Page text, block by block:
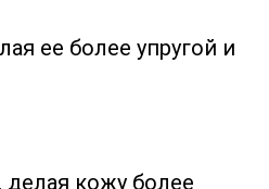
ее более упругой и
кожу более